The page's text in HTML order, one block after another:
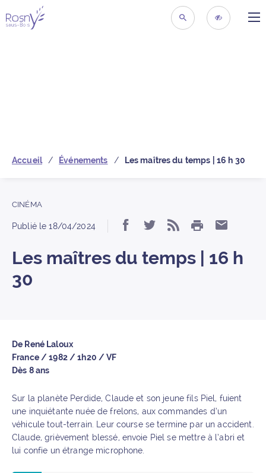
Retour à la pageRECHERCHER
Accueil Événements Les maîtres du temps | 16 h 30
CINÉMA
Publié le18/04/2024 Partager « Les
Partager « Les
S’abonner
IMPRIMER
Les maîtres du temps | 16 h
30
De René Laloux
France / 1982 / 1h20 / VF
Dès 8 ans
Sur la planète Perdide, Claude et son jeune fils Piel, fuient
une inquiétante nuée de frelons, aux commandes d’un
véhicule tout-terrain. Leur course se termine par un accident.
Claude, grièvement blessé, envoie Piel se mettre à l’abri et
lui confie un étrange microphone.